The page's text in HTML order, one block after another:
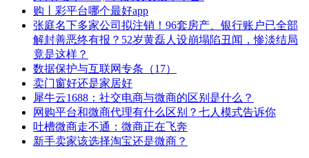
购丨彩平台哪个最好app
张庭名下多家公司拟注销！96套房产、银行账户已全部
解封善恶终有报？52岁黄磊人设崩塌陷丑闻，惨淡结局
竟是这样？
数据保护与互联网专条（17）
卖门窗好还是家居好
犀牛云1688：社交电商与微商的区别是什么？
网购平台和微商代理有什么区别？七人模式告诉你
吐槽微商走不通：微商正在飞奔
新手卖家该选择淘宝还是微商？